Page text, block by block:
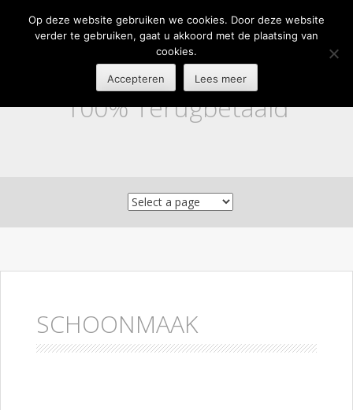
100% Terugbetaald
SCHOONMAAK
Op deze website gebruiken we cookies. Door deze website
verder te gebruiken, gaat u akkoord met de plaatsing van
cookies.
Accepteren Lees meer